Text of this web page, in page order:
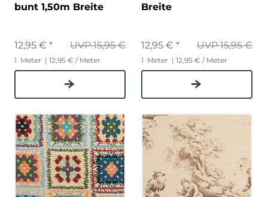
bunt 1,50m Breite
UVP 15,95 €
12,95 € *
1 Meter | 12,95 € / Meter
Breite
UVP 15,95 €
12,95 € *
1 Meter | 12,95 € / Meter